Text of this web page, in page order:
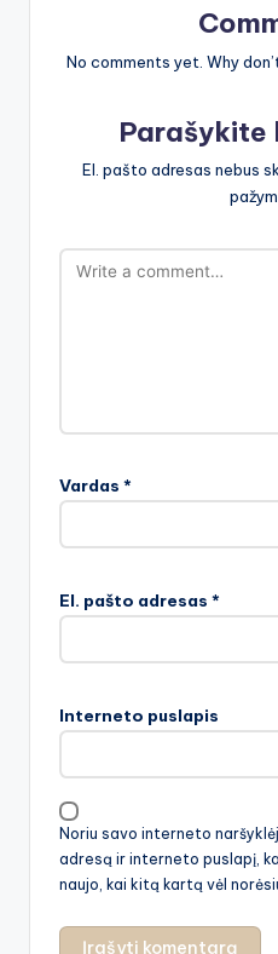
No comments yet. Why
Parašykite
El. pašto adresas nebus
Vardas *
El. pašto adresas *
Interneto puslapis
Noriu savo interneto
adresą ir interneto puslapį,
naujo, kai kitą kartą vėl